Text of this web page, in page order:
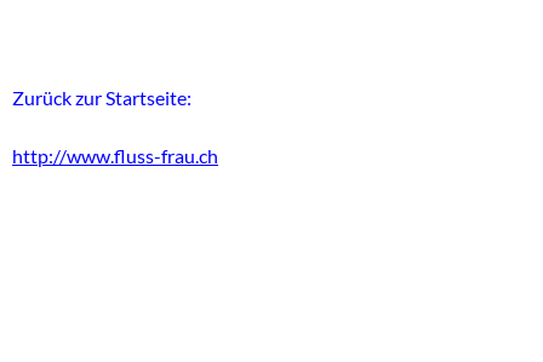
Zurück zur Startseite:
http://www.fluss-frau.ch